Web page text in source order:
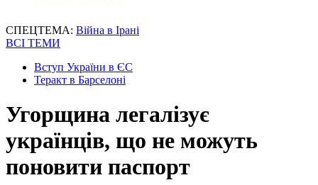
СПЕЦТЕМА: Війна в Ірані
ВСІ ТЕМИ
Вступ України в ЄС
Теракт в Барселоні
Угорщина легалізує
українців, що не можуть
поновити паспорт